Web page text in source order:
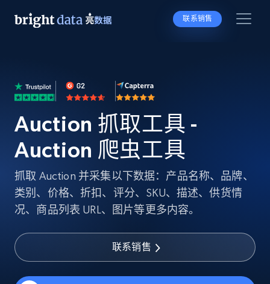
联系销售
Auction 抓取工具 -
Auction 爬虫工具
抓取 Auction 并采集以下数据：产品名称、品牌、
类别、价格、折扣、评分、SKU、描述、供货情
况、商品列表 URL、图片等更多内容。
联系销售